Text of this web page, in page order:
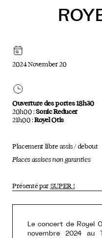
Le concert de Royel
novembre 2024 au
2024 November 20
Ouverture des portes 18h30
20h00 :Sonic Reducer
21h00 :Royel Otis
Placement libre assis / debout
Places assises non garanties
Présenté par SUPER !